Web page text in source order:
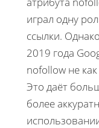
играл одну
ссылки.
2019 года
nofollow не как
Это даёт
более